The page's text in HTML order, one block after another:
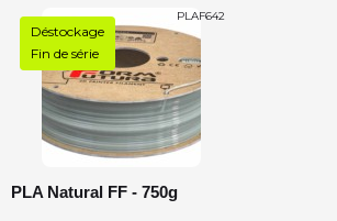
Déstockage
Fin de série
PLAF642
PLA Natural FF - 750g